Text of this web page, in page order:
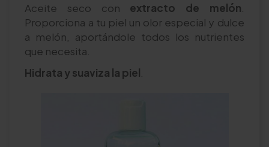
Aceite seco con extracto de melón
Proporciona a tu piel un olor especial y dulce
a melón, aportándole todos los nutrientes
que necesita.
Hidrata y suaviza la piel